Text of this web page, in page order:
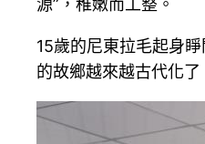
源”，稚嫩而工整。
15歲的尼東拉毛起身
的故鄉越來越古代化了